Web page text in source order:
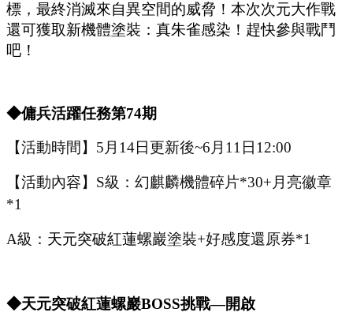
標，最終消滅來自異空間的威脅！本次次元大作戰
還可獲取新機體塗裝： 真朱雀感染 ！趕快參與戰鬥
吧！
◆傭兵活躍任務第74期
【活動時間】 5 月 14日更新後~6 月 11 日 12:00
【活動內容】 S級：幻麒麟機體碎片*30+月亮徽章
*1
A級： 天元突破紅蓮螺巖塗裝+好感度還原券*1
◆天元突破紅蓮螺巖BOSS挑戰—開啟